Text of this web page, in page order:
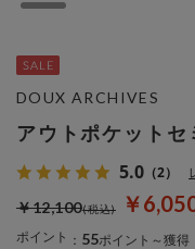
アウトポケットセ
5.0 （2）
￥
￥12,100
ポイント ： 55ポイント～獲得
DOUX ARCHIVES